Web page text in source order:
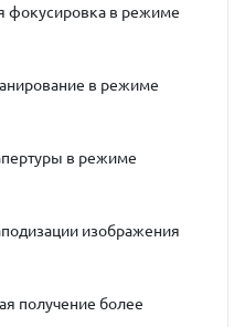
фокусировка в режиме
в режиме
в режиме
изображения
получение более